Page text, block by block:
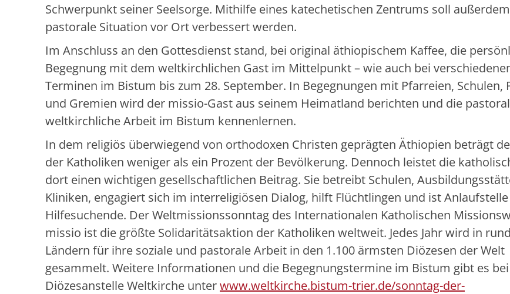
Schwerpunkt seiner Seelsorge. Mithilfe eines katechetischen Zentrums soll
pastorale Situation vor Ort verbessert werden.
Im Anschluss an den Gottesdienst stand, bei original äthiopischem Kaffee, die
Begegnung mit dem weltkirchlichen Gast im Mittelpunkt – wie auch bei
Terminen im Bistum bis zum 28. September. In Begegnungen mit Pfarreien, Schulen,
und Gremien wird der missio-Gast aus seinem Heimatland berichten und die
weltkirchliche Arbeit im Bistum kennenlernen.
In dem religiös überwiegend von orthodoxen Christen geprägten Äthiopien beträgt
der Katholiken weniger als ein Prozent der Bevölkerung. Dennoch leistet die
dort einen wichtigen gesellschaftlichen Beitrag. Sie betreibt Schulen,
Kliniken, engagiert sich im interreligiösen Dialog, hilft Flüchtlingen und ist
Hilfesuchende. Der Weltmissionssonntag des Internationalen Katholischen
missio ist die größte Solidaritätsaktion der Katholiken weltweit. Jedes Jahr wird in
Ländern für ihre soziale und pastorale Arbeit in den 1.100 ärmsten Diözesen der Welt
gesammelt. Weitere Informationen und die Begegnungstermine im Bistum gibt es
Diözesanstelle Weltkirche unterwww.weltkirche.bistum-trier.de/sonntag-der-